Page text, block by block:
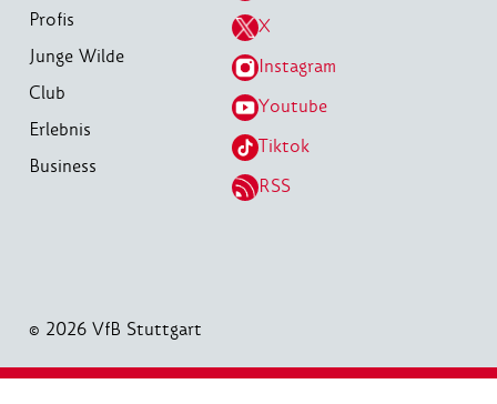
Profis
Junge Wilde
Club
Erlebnis
Business
X
Instagram
Youtube
Tiktok
RSS
© 2026 VfB Stuttgart